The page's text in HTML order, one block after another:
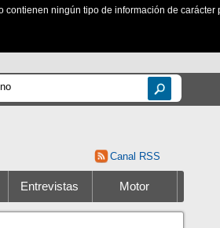
ningún tipo de información de carácter
Canal RSS
Entrevistas Motor